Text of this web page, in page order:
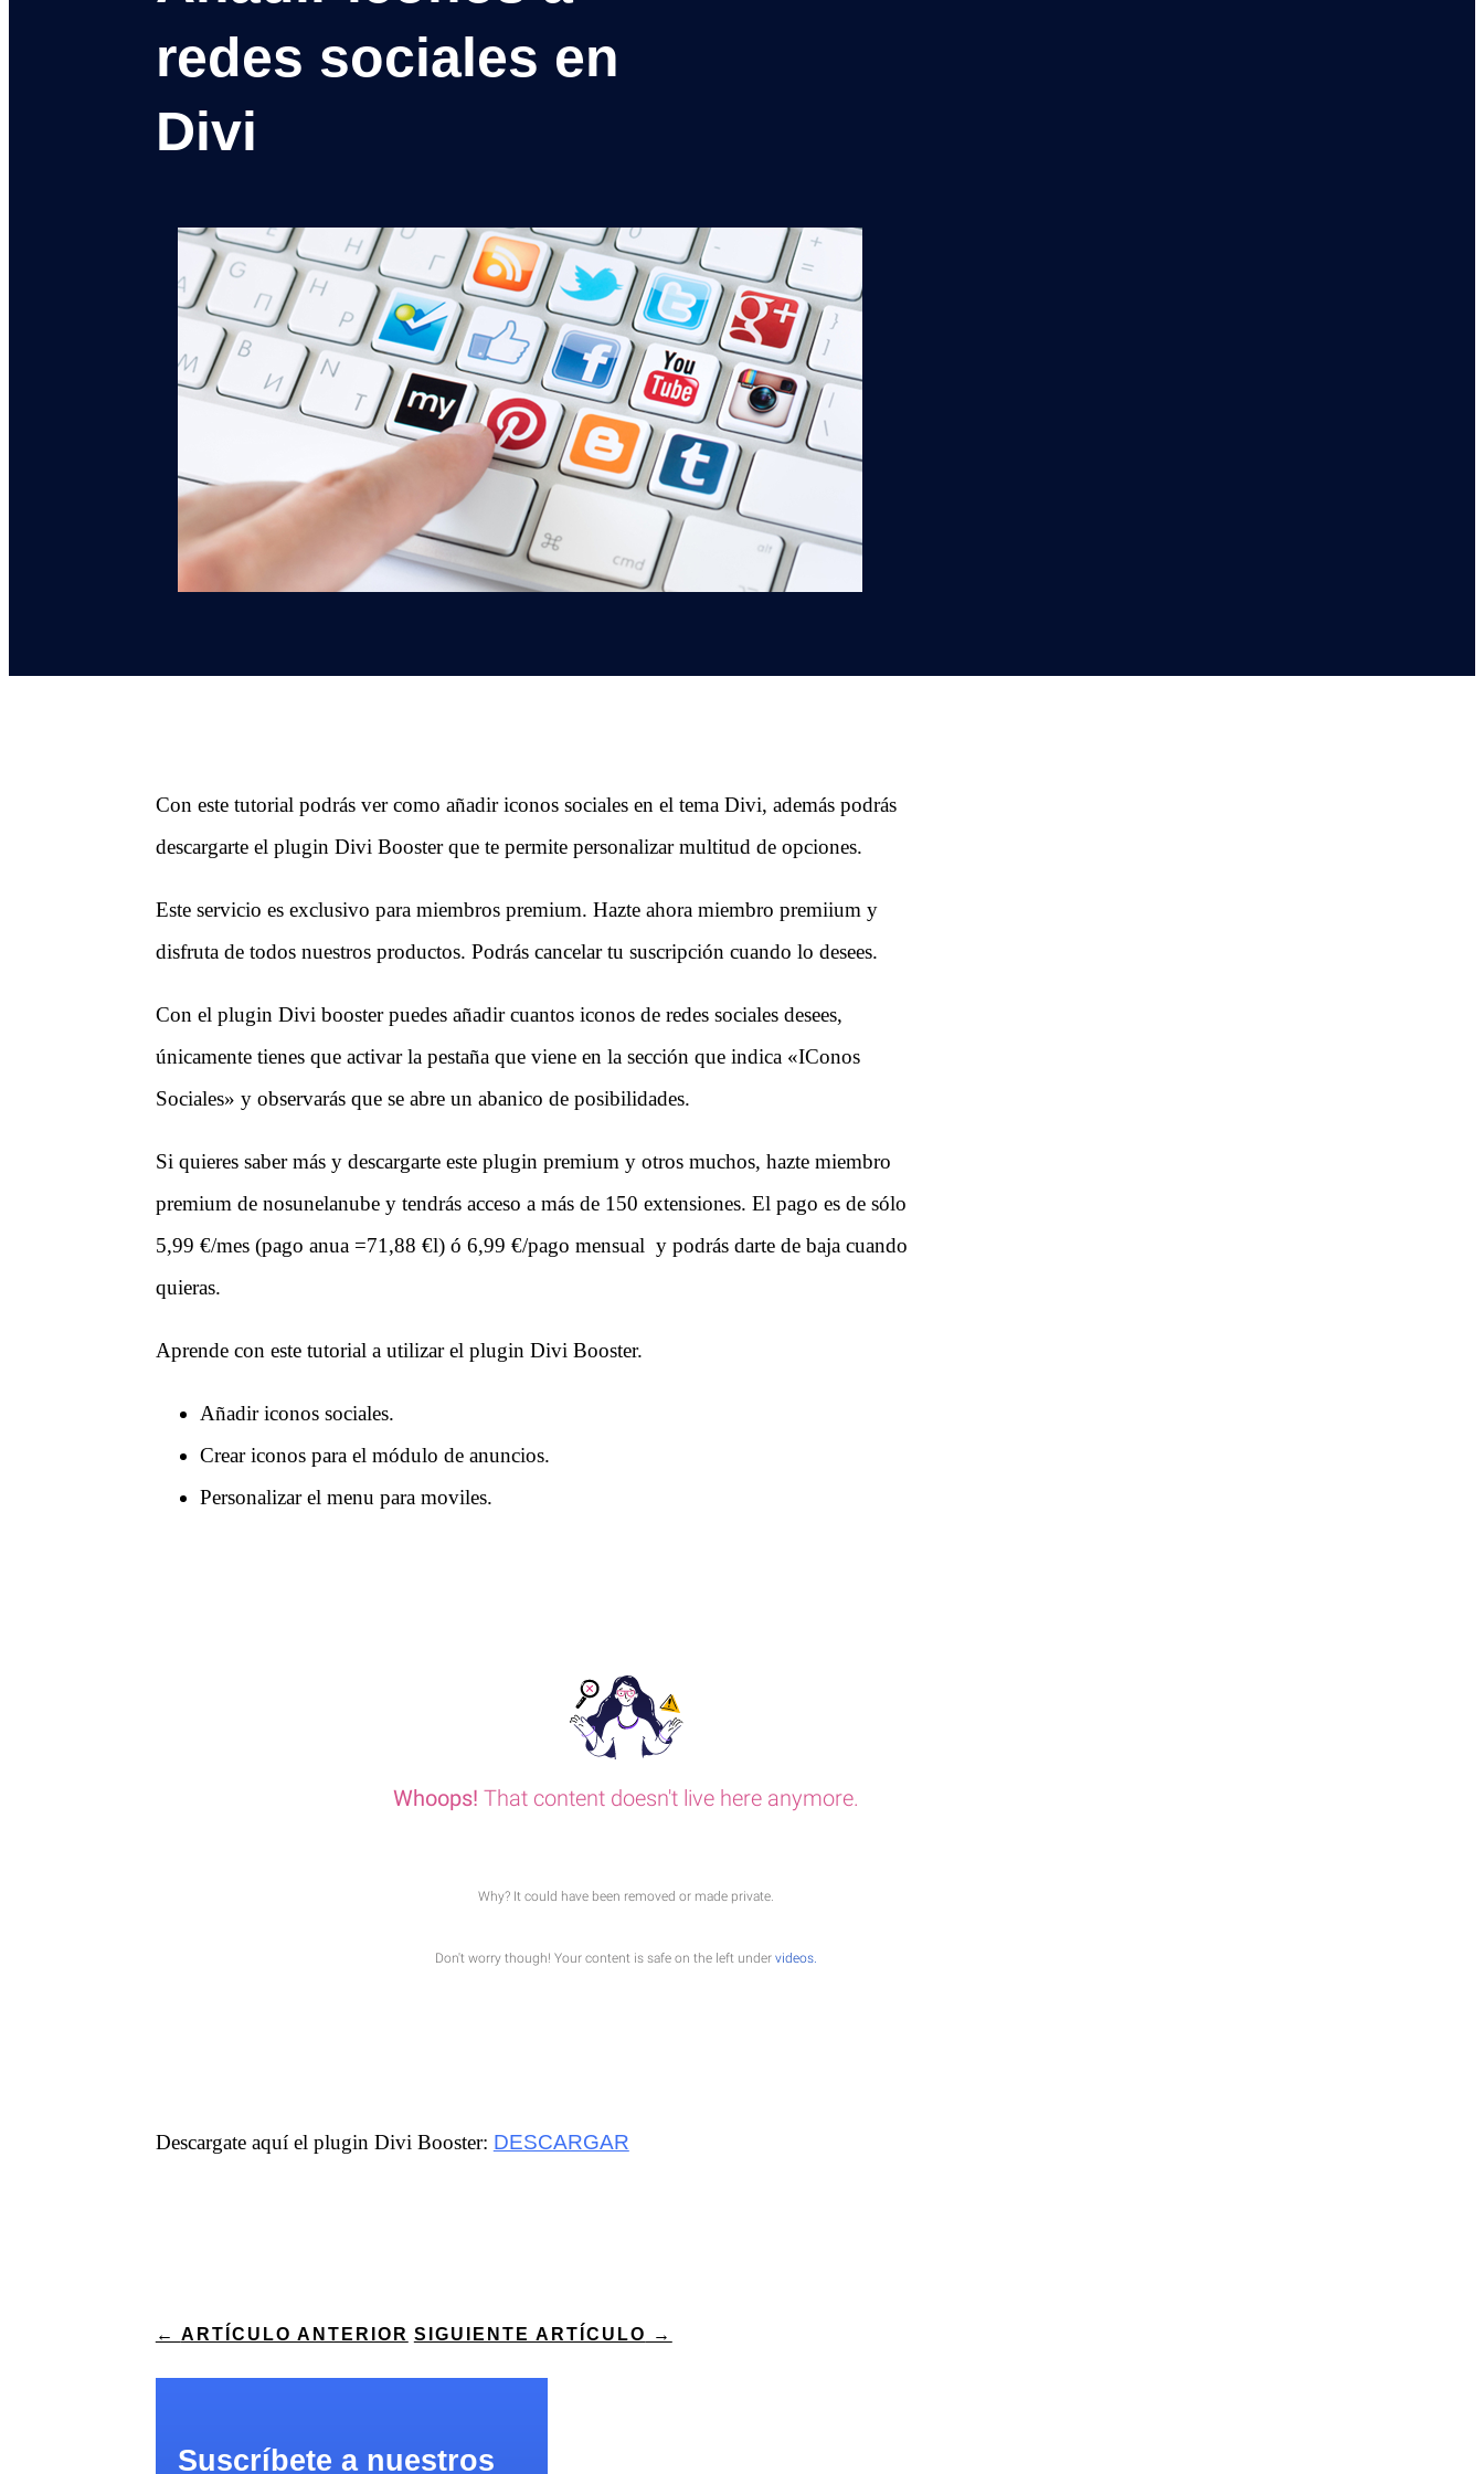
redes sociales en
Divi
Con este tutorial podrás ver como añadir iconos sociales en el tema Divi, además podrás
descargarte el plugin Divi Booster que te permite personalizar multitud de opciones.
Este servicio es exclusivo para miembros premium. Hazte ahora miembro premiium y
disfruta de todos nuestros productos. Podrás cancelar tu suscripción cuando lo desees.
Con el plugin Divi booster puedes añadir cuantos iconos de redes sociales desees,
únicamente tienes que activar la pestaña que viene en la sección que indica «IConos
Sociales» y observarás que se abre un abanico de posibilidades.
Si quieres saber más y descargarte este plugin premium y otros muchos, hazte miembro
premium de nosunelanube y tendrás acceso a más de 150 extensiones. El pago es de sólo
5,99 €/mes (pago anua =71,88 €l) ó 6,99 €/pago mensual y podrás darte de baja cuando
quieras.
Aprende con este tutorial a utilizar el plugin Divi Booster.
Añadir iconos sociales.
Crear iconos para el módulo de anuncios.
Personalizar el menu para moviles.
Descargate aquí el plugin Divi Booster: DESCARGAR
← ARTÍCULO ANTERIOR SIGUIENTE ARTÍCULO →
Suscríbete a nuestros